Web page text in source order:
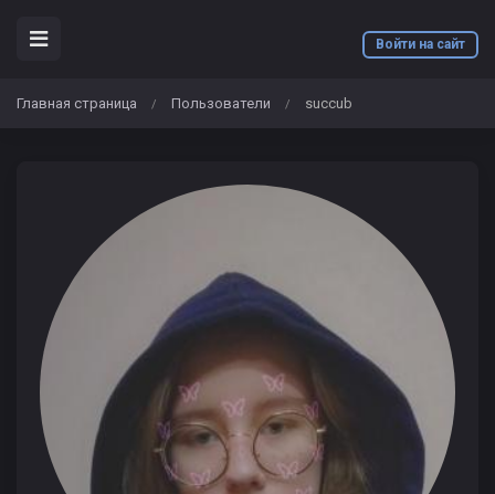
Войти на сайт
Главная страница / Пользователи / succub